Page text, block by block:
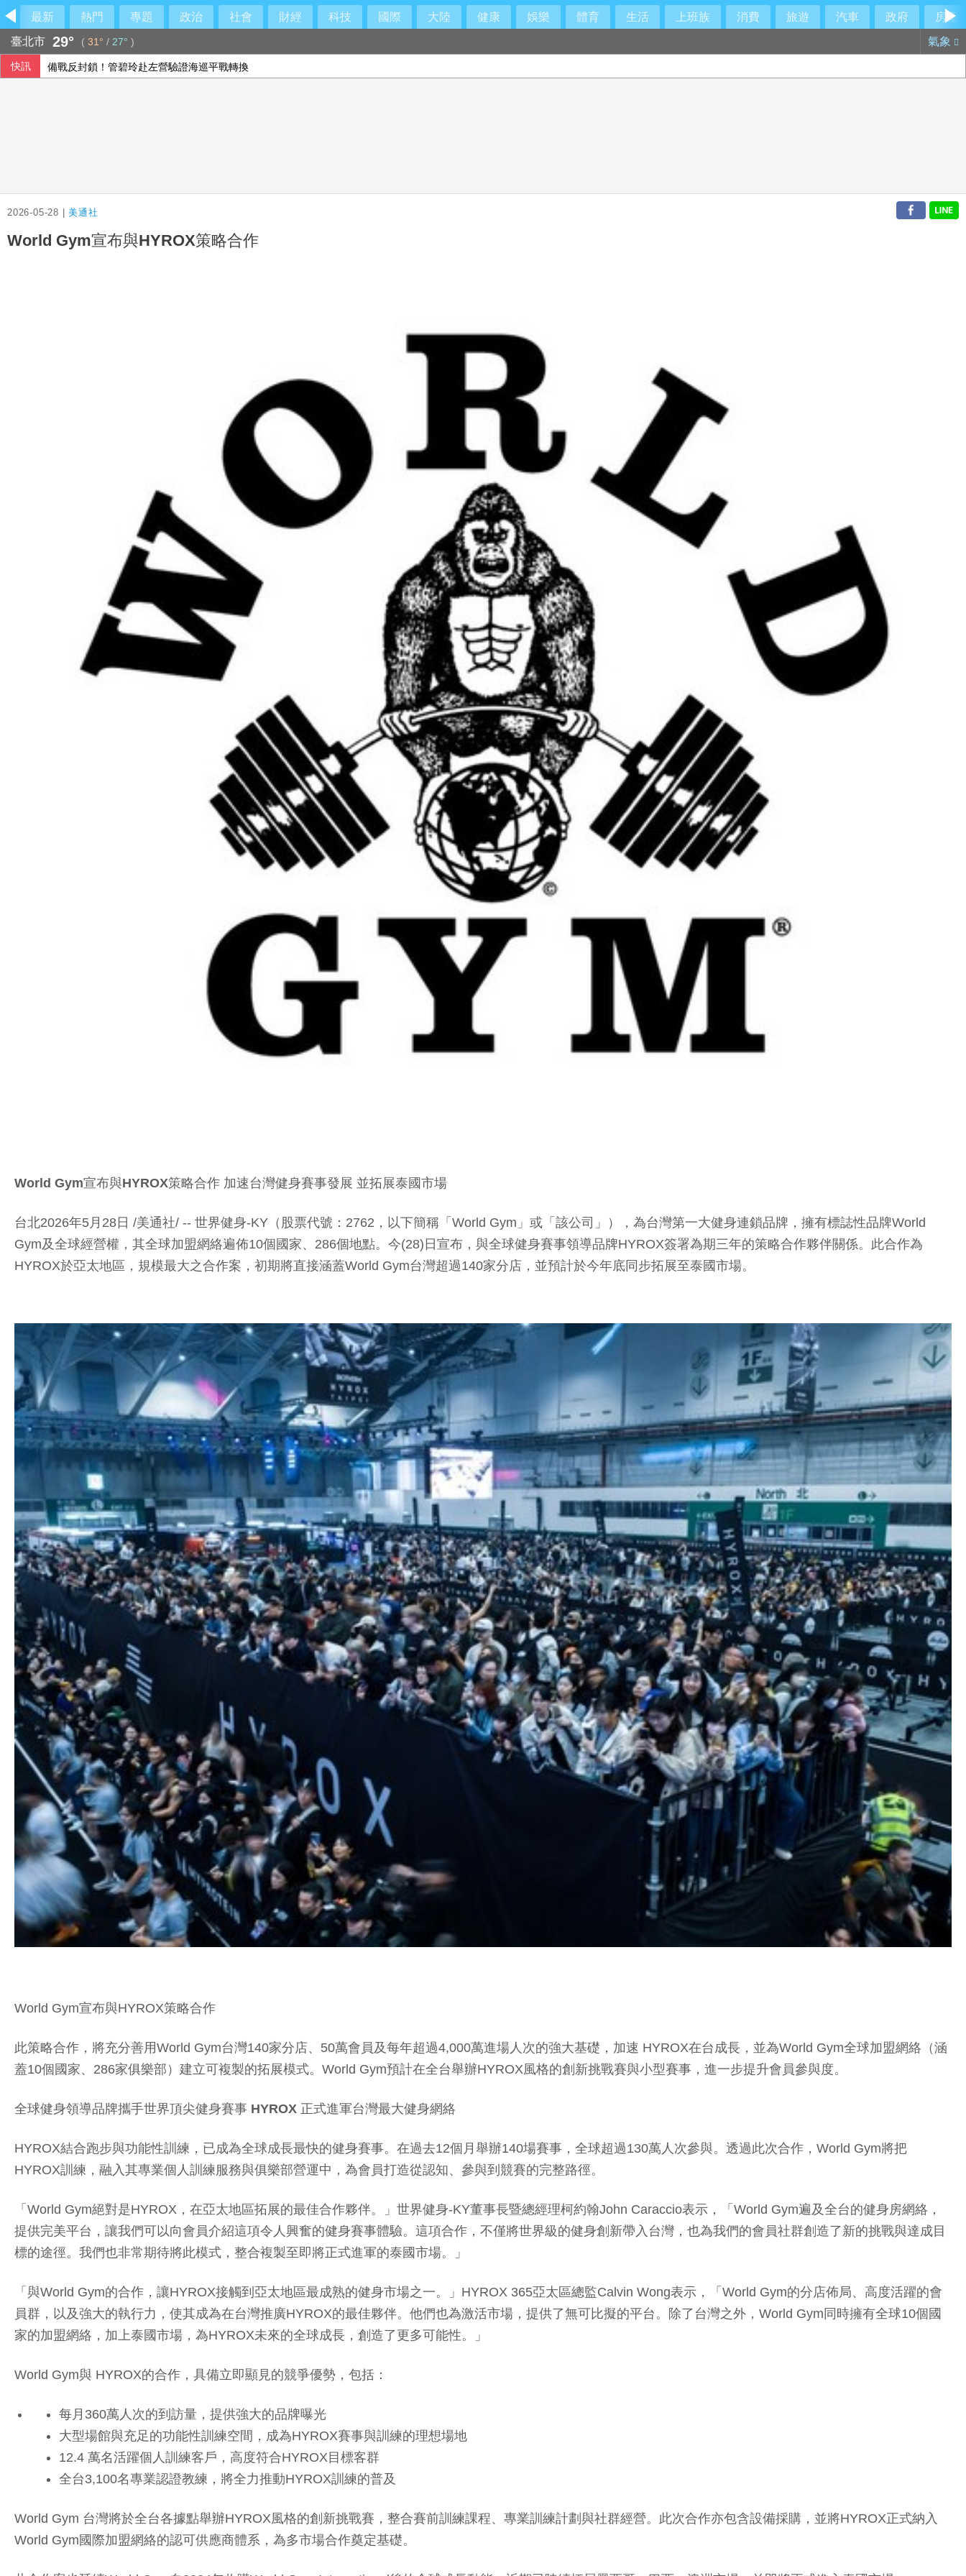
最新 熱門 專題 政治 社會 財經 科技 國際 大陸 健康 娛樂 體育 生活 上班族 消費 旅遊 汽車 政府
房產
臺北市 29° ( 31° / 27° ) 氣象
快訊 備戰反封鎖！管碧玲赴左營驗證海巡平戰轉換
2026-05-28 |美通社
World Gym宣布與HYROX策略合作
World Gym宣布與HYROX策略合作 加速台灣健身賽事發展 並拓展泰國市場
台北2026年5月28日 /美通社/ -- 世界健身-KY（股票代號：2762，以下簡稱「World Gym」或「該公司」），為台灣第一大健身連鎖品牌，擁有標誌性品牌World
Gym及全球經營權，其全球加盟網絡遍佈10個國家、286個地點。今(28)日宣布，與全球健身賽事領導品牌HYROX簽署為期三年的策略合作夥伴關係。此合作為
HYROX於亞太地區，規模最大之合作案，初期將直接涵蓋World Gym台灣超過140家分店，並預計於今年底同步拓展至泰國市場。
World Gym宣布與HYROX策略合作
此策略合作，將充分善用World Gym台灣140家分店、50萬會員及每年超過4,000萬進場人次的強大基礎，加速 HYROX在台成長，並為World Gym全球加盟網絡（涵
蓋10個國家、286家俱樂部）建立可複製的拓展模式。World Gym預計在全台舉辦HYROX風格的創新挑戰賽與小型賽事，進一步提升會員參與度。
全球健身領導品牌攜手世界頂尖健身賽事 HYROX 正式進軍台灣最大健身網絡
HYROX結合跑步與功能性訓練，已成為全球成長最快的健身賽事。在過去12個月舉辦140場賽事，全球超過130萬人次參與。透過此次合作，World Gym將把
HYROX訓練，融入其專業個人訓練服務與俱樂部營運中，為會員打造從認知、參與到競賽的完整路徑。
「World Gym絕對是HYROX，在亞太地區拓展的最佳合作夥伴。」世界健身-KY董事長暨總經理柯約翰John Caraccio表示，「World Gym遍及全台的健身房網絡，
提供完美平台，讓我們可以向會員介紹這項令人興奮的健身賽事體驗。這項合作，不僅將世界級的健身創新帶入台灣，也為我們的會員社群創造了新的挑戰與達成目
標的途徑。我們也非常期待將此模式，整合複製至即將正式進軍的泰國市場。」
「與World Gym的合作，讓HYROX接觸到亞太地區最成熟的健身市場之一。」HYROX 365亞太區總監Calvin Wong表示，「World Gym的分店佈局、高度活躍的會
員群，以及強大的執行力，使其成為在台灣推廣HYROX的最佳夥伴。他們也為激活市場，提供了無可比擬的平台。除了台灣之外，World Gym同時擁有全球10個國
家的加盟網絡，加上泰國市場，為HYROX未來的全球成長，創造了更多可能性。」
World Gym與 HYROX的合作，具備立即顯見的競爭優勢，包括：
每月360萬人次的到訪量，提供強大的品牌曝光
大型場館與充足的功能性訓練空間，成為HYROX賽事與訓練的理想場地
12.4 萬名活躍個人訓練客戶，高度符合HYROX目標客群
全台3,100名專業認證教練，將全力推動HYROX訓練的普及
World Gym 台灣將於全台各據點舉辦HYROX風格的創新挑戰賽，整合賽前訓練課程、專業訓練計劃與社群經營。此次合作亦包含設備採購，並將HYROX正式納入
World Gym國際加盟網絡的認可供應商體系，為多市場合作奠定基礎。